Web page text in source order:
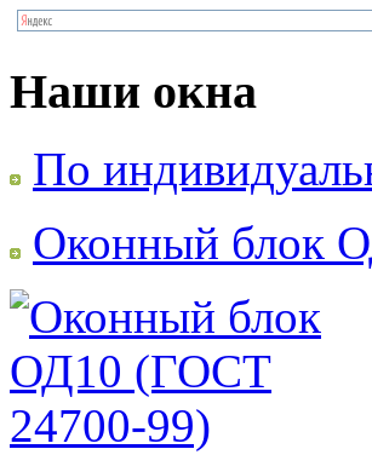
Наши окна
По
Оконный блок